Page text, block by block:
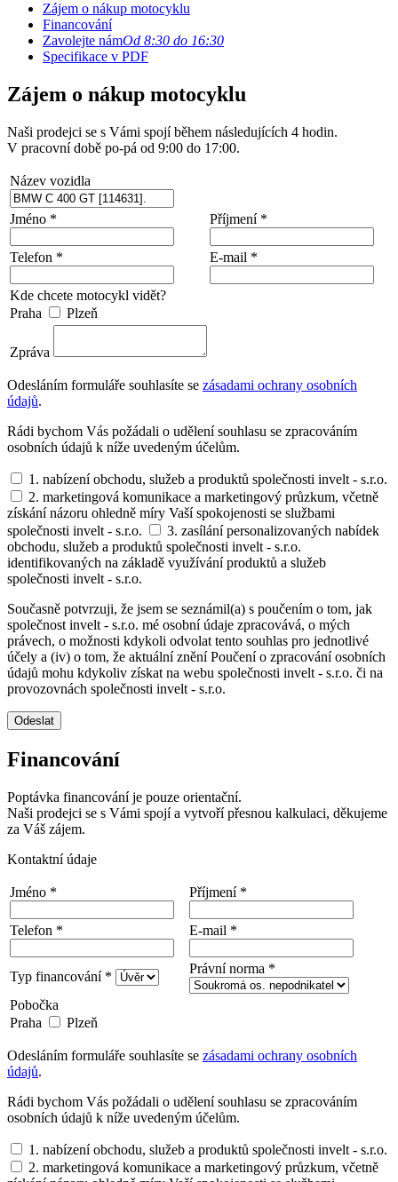
Zájem o nákup motocyklu
Financování
Zavolejte námOd 8:30 do 16:30
Specifikace v PDF
Zájem o nákup motocyklu
Naši prodejci se s Vámi spojí během následujících 4 hodin.
V pracovní době po-pá od 9:00 do 17:00.
Název vozidla
Jméno * Příjmení *
Telefon * E-mail *
Kde chcete motocykl vidět?
Praha
Plzeň
Zpráva
Odesláním formuláře souhlasíte se zásadami ochrany osobních
údajů.
Rádi bychom Vás požádali o udělení souhlasu se zpracováním
osobních údajů k níže uvedeným účelům.
1. nabízení obchodu, služeb a produktů společnosti invelt - s.r.o.
2. marketingová komunikace a marketingový průzkum, včetně
získání názoru ohledně míry Vaší spokojenosti se službami
společnosti invelt - s.r.o.
3. zasílání personalizovaných nabídek
obchodu, služeb a produktů společnosti invelt - s.r.o.
identifikovaných na základě využívání produktů a služeb
společnosti invelt - s.r.o.
Současně potvrzuji, že jsem se seznámil(a) s poučením o tom, jak
společnost invelt - s.r.o. mé osobní údaje zpracovává, o mých
právech, o možnosti kdykoli odvolat tento souhlas pro jednotlivé
účely a (iv) o tom, že aktuální znění Poučení o zpracování osobních
údajů mohu kdykoliv získat na webu společnosti invelt - s.r.o. či na
provozovnách společnosti invelt - s.r.o.
Odeslat
Financování
Poptávka financování je pouze orientační.
Naši prodejci se s Vámi spojí a vytvoří přesnou kalkulaci, děkujeme
za Váš zájem.
Kontaktní údaje
Jméno * Příjmení *
Telefon * E-mail *
Typ financování *
Právní norma *
Pobočka
Praha
Plzeň
Odesláním formuláře souhlasíte se zásadami ochrany osobních
údajů.
Rádi bychom Vás požádali o udělení souhlasu se zpracováním
osobních údajů k níže uvedeným účelům.
1. nabízení obchodu, služeb a produktů společnosti invelt - s.r.o.
2. marketingová komunikace a marketingový průzkum, včetně